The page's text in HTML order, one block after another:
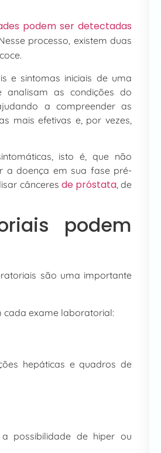
podem ser detectadas
processo, existem duas
e sintomas iniciais de uma
analisam as condições do
a compreender as
mais efetivas e, por vezes,
isto é, que não
a doença em sua fase pré-
cânceres de próstata, de
podem
são uma importante
cada exame laboratorial:
hepáticas e quadros de
possibilidade de hiper ou